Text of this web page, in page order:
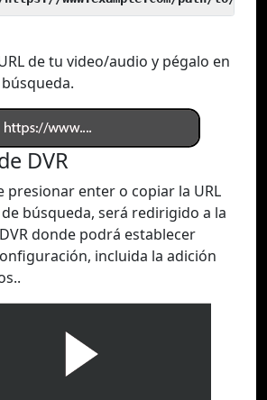
de tu video/audio y pégalo en
DVR
presionar enter o copiar la URL
búsqueda, será redirigido a la
donde podrá establecer
incluida la adición